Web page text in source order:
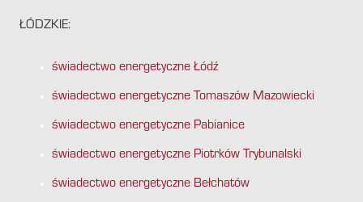
ŁÓDZKIE:
świadectwo energetyczne Łódź
świadectwo energetyczne Tomaszów Mazowiecki
świadectwo energetyczne Pabianice
świadectwo energetyczne Piotrków Trybunalski
świadectwo energetyczne Bełchatów